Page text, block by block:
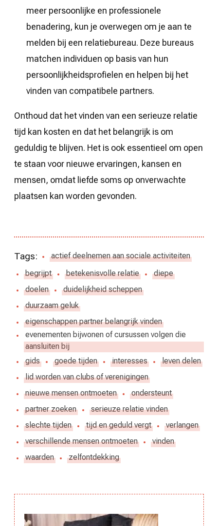
meer persoonlijke en professionele
benadering, kun je overwegen om je aan te
melden bij een relatiebureau. Deze bureaus
matchen individuen op basis van hun
persoonlijkheidsprofielen en helpen bij het
vinden van compatibele partners.
Onthoud dat het vinden van een serieuze relatie
tijd kan kosten en dat het belangrijk is om
geduldig te blijven. Het is ook essentieel om open
te staan voor nieuwe ervaringen, kansen en
mensen, omdat liefde soms op onverwachte
plaatsen kan worden gevonden.
Tags:
actief deelnemen aan sociale activiteiten
begrijpt
betekenisvolle relatie
diepe
doelen
duidelijkheid scheppen
duurzaam geluk
eigenschappen partner belangrijk vinden
evenementen bijwonen of cursussen volgen die
aansluiten bij
gids
goede tijden interesses
leven delen
lid worden van clubs of verenigingen
nieuwe mensen ontmoeten
ondersteunt
partner zoeken
serieuze relatie vinden
slechte tijden
tijd en geduld vergt
verlangen
verschillende mensen ontmoeten
vinden
waarden
zelfontdekking